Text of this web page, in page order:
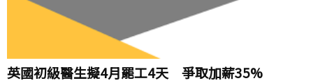
英國初級醫生擬4月罷工4天 爭取加薪35%